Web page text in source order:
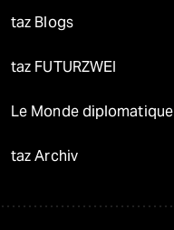
taz Blogs
taz FUTURZWEI
Le Monde diplomatique
taz Archiv